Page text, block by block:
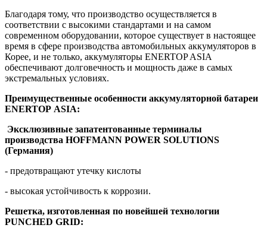
Благодаря тому, что производство осуществляется в
соответствии с высокими стандартами и на самом
современном оборудовании, которое существует в настоящее
время в сфере производства автомобильных аккумуляторов в
Корее, и не только, аккумуляторы ENERTOP ASIA
обеспечивают долговечность и мощность даже в самых
экстремальных условиях.
Преимущественные особенности аккумуляторной батареи
ENERTOP ASIA:
Эксклюзивные запатентованные терминалы
производства HOFFMANN POWER SOLUTIONS
(Германия)
- предотвращают утечку кислоты
- высокая устойчивость к коррозии.
Решетка, изготовленная по новейшей технологии
PUNCHED GRID: